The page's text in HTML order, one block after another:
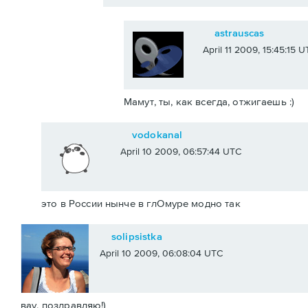
astrauscas
April 11 2009, 15:45:15
Мамут, ты, как всегда, отжигаешь :)
vodokanal
April 10 2009, 06:57:44 UTC
это в России нынче в глОмуре модно так
solipsistka
April 10 2009, 06:08:04 UTC
вау, поздравляю!)